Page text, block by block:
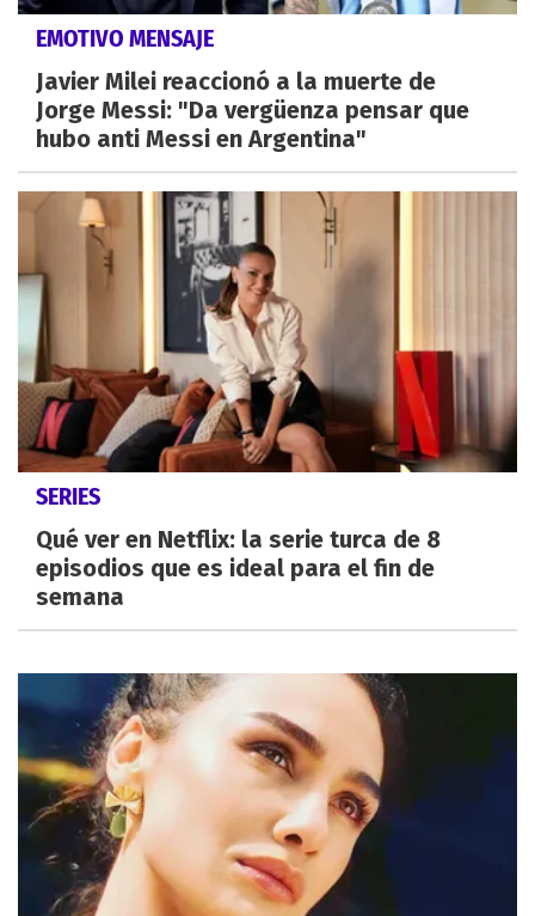
EMOTIVO MENSAJE
Javier Milei reaccionó a la muerte de
Jorge Messi: "Da vergüenza pensar que
hubo anti Messi en Argentina"
SERIES
Qué ver en Netflix: la serie turca de 8
episodios que es ideal para el fin de
semana